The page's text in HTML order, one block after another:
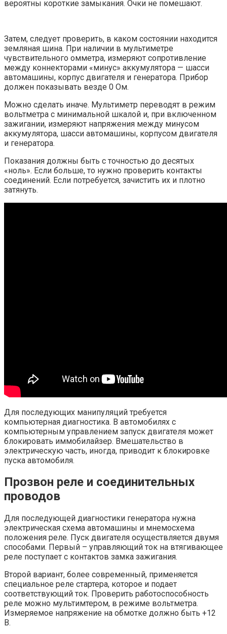
вероятны короткие замыкания. Очки не помешают.
Затем, следует проверить, в каком состоянии находится
земляная шина. При наличии в мультиметре
чувствительного омметра, измеряют сопротивление
между коннекторами «минус» аккумулятора — шасси
автомашины, корпус двигателя и генератора. Прибор
должен показывать везде 0 Ом.
Можно сделать иначе. Мультиметр переводят в режим
вольтметра с минимальной шкалой и, при включенном
зажигании, измеряют напряжения между минусом
аккумулятора, шасси автомашины, корпусом двигателя
и генератора.
Показания должны быть с точностью до десятых
«ноль». Если больше, то нужно проверить контакты
соединений. Если потребуется, зачистить их и плотно
затянуть.
Для последующих манипуляций требуется
компьютерная диагностика. В автомобилях с
компьютерным управлением запуск двигателя может
блокировать иммобилайзер. Вмешательство в
электрическую часть, иногда, приводит к блокировке
пуска автомобиля.
Прозвон реле и соединительных
проводов
Для последующей диагностики генератора нужна
электрическая схема автомашины и мнемосхема
положения реле. Пуск двигателя осуществляется двумя
способами. Первый – управляющий ток на втягивающее
реле поступает с контактов замка зажигания.
Второй вариант, более современный, применяется
специальное реле стартера, которое и подает
соответствующий ток. Проверить работоспособность
реле можно мультимтером, в режиме вольтметра.
Измеряемое напряжение на обмотке должно быть +12
В.